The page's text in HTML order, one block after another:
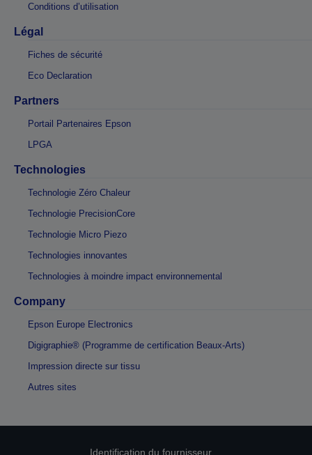
Conditions d’utilisation
Légal
Fiches de sécurité
Eco Declaration
Partners
Portail Partenaires Epson
LPGA
Technologies
Technologie Zéro Chaleur
Technologie PrecisionCore
Technologie Micro Piezo
Technologies innovantes
Technologies à moindre impact environnemental
Company
Epson Europe Electronics
Digigraphie® (Programme de certification Beaux-Arts)
Impression directe sur tissu
Autres sites
Identification du fournisseur